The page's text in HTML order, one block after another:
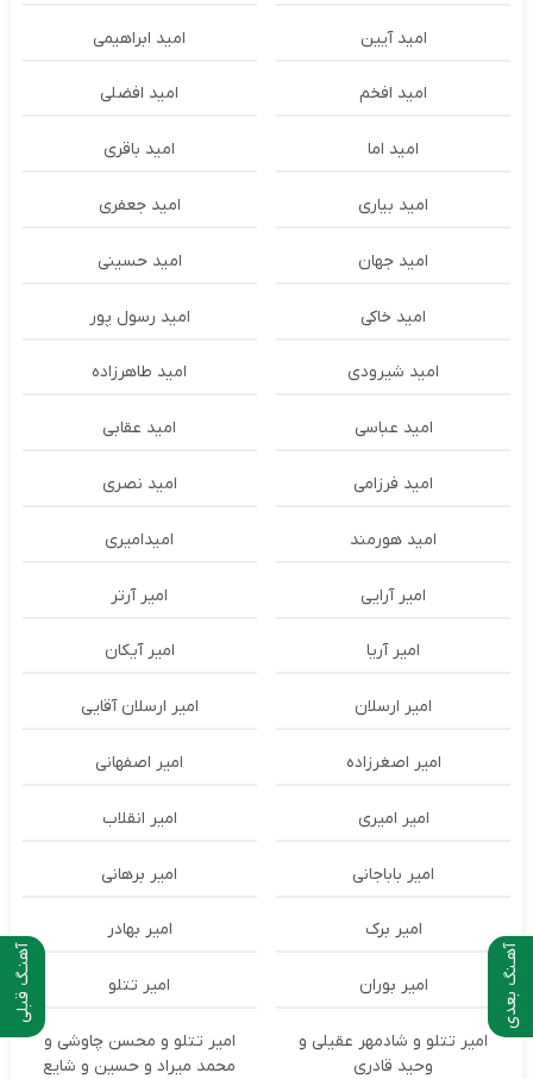
آهنـگ قبلی آهـنگ بعدی
امید آیین امید ابراهیمی
امید افخم امید افضلی
امید اما امید باقری
امید بیاری امید جعفری
امید جهان امید حسینی
امید خاکی امید رسول پور
امید شیرودی امید طاهرزاده
امید عباسی امید عقابی
امید فرزامی امید نصری
امید هورمند امیدامیری
امیر آرایی امیر آرتر
امیر آریا امیر آیکان
امیر ارسلان امیر ارسلان آقایی
امیر اصغرزاده امیر اصفهانی
امیر امیری امیر انقلاب
امیر باباجانی امیر برهانی
امیر برک امیر بهادر
امیر بوران امیر تتلو
امیر تتلو و شادمهر عقیلی و
وحید قادری
امیر تتلو و محسن چاوشی و
محمد میراد و حسین و شایع